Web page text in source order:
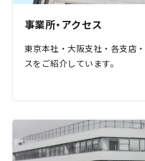
事業所・アクセス
東京本社・大阪支社・各支店
スをご紹介しています。